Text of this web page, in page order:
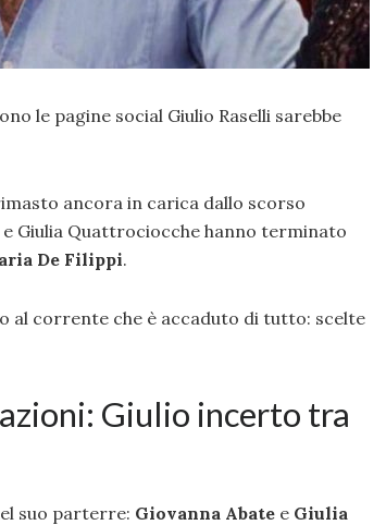
le pagine social Giulio Raselli sarebbe
ancora in carica dallo scorso
Giulia Quattrociocche hanno terminato
De Filippi.
al corrente che è accaduto di tutto: scelte
Giulio incerto tra
suo parterre: Giovanna Abate e Giulia